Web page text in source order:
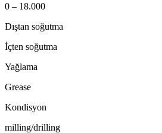
0 – 18.000
Dıştan soğutma
İçten soğutma
Yağlama
Grease
Kondisyon
milling/drilling